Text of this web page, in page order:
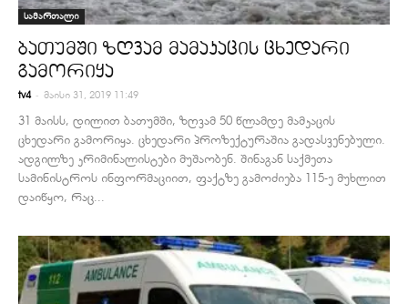
სამართალი
ბათუმში ზღვამ მამაკაცის ცხედარი
გამორიყა
tv4 - მაისი 31, 2019 11:49
31 მაისს, დილით ბათუმში, ზღვამ 50 წლამდე მამკაცის
ცხედარი გამორიყა. ცხედარი პროზექტურაშია გადასვენებული.
ადგილზე კრიმინალისტები მუშაობენ. შინაგან საქმეთა
სამინისტროს ინფორმაციით, ფაქტზე გამოძიება 115-ე მუხლით
დაიწყო, რაც...